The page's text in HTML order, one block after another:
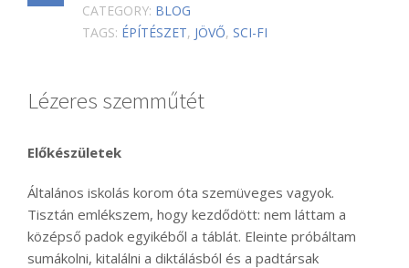
CATEGORY: BLOG
TAGS: ÉPÍTÉSZET, JÖVŐ, SCI-FI
Lézeres szemműtét
Előkészületek
Általános iskolás korom óta szemüveges vagyok.
Tisztán emlékszem, hogy kezdődött: nem láttam a
középső padok egyikéből a táblát. Eleinte próbáltam
sumákolni, kitalálni a diktálásból és a padtársak